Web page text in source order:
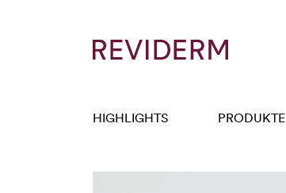
HIGHLIGHTS PRODUKTE